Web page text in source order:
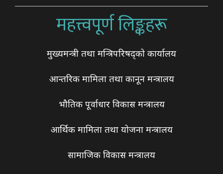
महत्त्वपूर्ण लिङ्कहरू
मुख्यमन्त्री तथा मन्त्रिपरिषद्को कार्यालय
आन्तरिक मामिला तथा कानून मन्त्रालय
भौतिक पूर्वाधार विकास मन्त्रालय
आर्थिक मामिला तथा योजना मन्त्रालय
सामाजिक विकास मन्त्रालय